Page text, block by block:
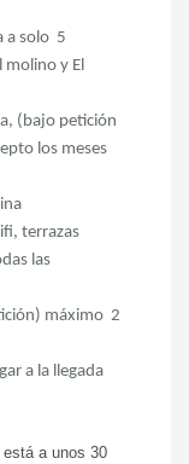
a solo 5
y El
(bajo petición
los meses
terrazas
las
máximo 2
a la llegada
a unos 30